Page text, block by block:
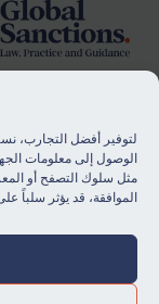
لتوفير أفضل التجارب،
الوصول إلى معلومات
مثل سلوك التصفح أو
الموافقة، قد يؤثر سلباً
الاشتراك
ابق على اطلاع دائم